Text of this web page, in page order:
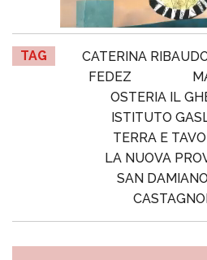
TAG CATERINA
FEDEZ
OSTERIA IL
ISTITUTO
TERRA E
LA NUOVA
SAN DAMIANO